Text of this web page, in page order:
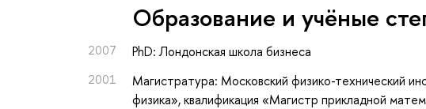
Oбразование и учёные
2007 PhD: Лондонская школа бизнеса
2001
Магистратура: Московский физико-технический
физика», квалификация «Магистр прикладной